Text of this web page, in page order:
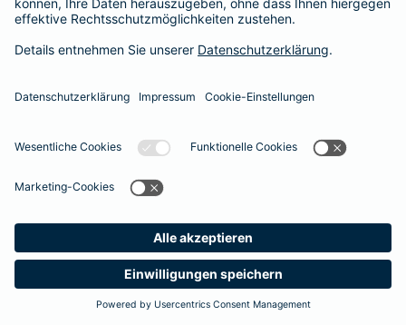
Suche Produkte
Barmenia
365 Tage / 24 Stunden
365 Tage / 24 Stunden